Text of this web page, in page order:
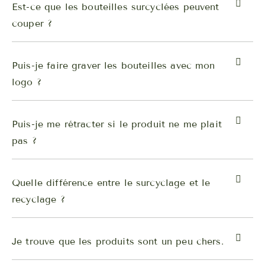
Est-ce que les bouteilles surcyclées peuvent
couper ?
Puis-je faire graver les bouteilles avec mon
logo ?
Puis-je me rétracter si le produit ne me plait
pas ?
Quelle différence entre le surcyclage et le
recyclage ?
Je trouve que les produits sont un peu chers.